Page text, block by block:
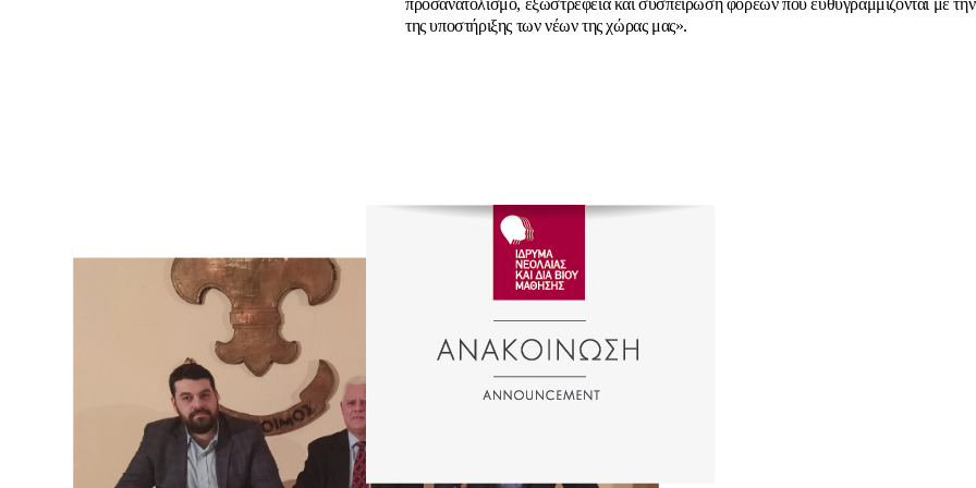
προσανατολισμό, εξωστρέφεια και συσπείρωση φορέων που ευθυγραμμίζονται με
της υποστήριξης των νέων της χώρας μας».